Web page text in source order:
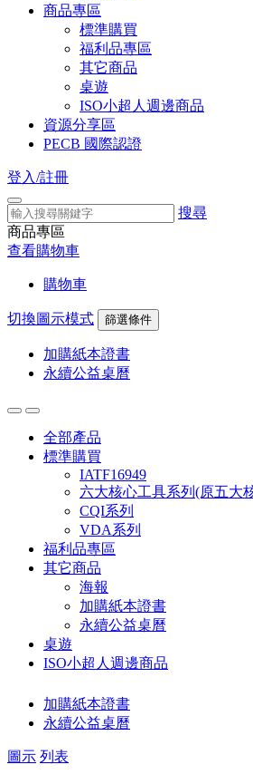
商品專區
標準購買
福利品專區
其它商品
桌遊
ISO小超人週邊商品
資源分享區
PECB 國際認證
登入/註冊
搜尋
商品專區
查看購物車
購物車
切換圖示模式 篩選條件
加購紙本證書
永續公益桌曆
全部產品
標準購買
IATF16949
六大核心工具系列(原五大
CQI系列
VDA系列
福利品專區
其它商品
海報
加購紙本證書
永續公益桌曆
桌遊
ISO小超人週邊商品
加購紙本證書
永續公益桌曆
圖示 列表